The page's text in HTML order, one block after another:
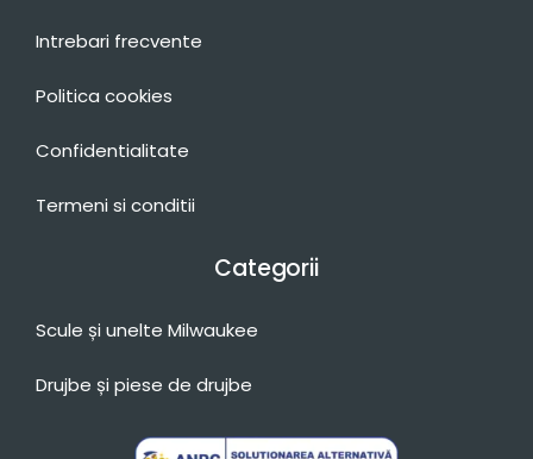
Intrebari frecvente
Politica cookies
Confidentialitate
Termeni si conditii
Categorii
Scule și unelte Milwaukee
Drujbe și piese de drujbe